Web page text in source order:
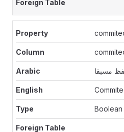
مسبقا
Boolean